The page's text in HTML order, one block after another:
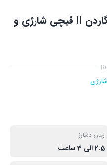
|| قیچی شارژی و
زمان دشارژ
2.5 الی 3 ساعت